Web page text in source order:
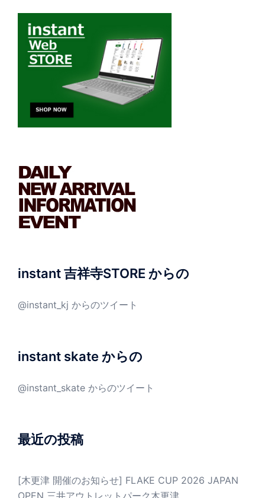
instant 吉祥寺STORE からの
@instant_kj からのツイート
instant skate からの
@instant_skate からのツイート
最近の投稿
[木更津 開催のお知らせ] FLAKE CUP 2026 JAPAN